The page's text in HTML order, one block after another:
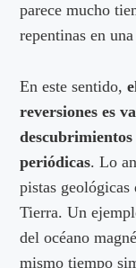
parece mucho
repentinas en
En este sentido,
reversiones es
periódicas. Lo
pistas geológicas
Tierra. Un
del océano
mismo tiempo